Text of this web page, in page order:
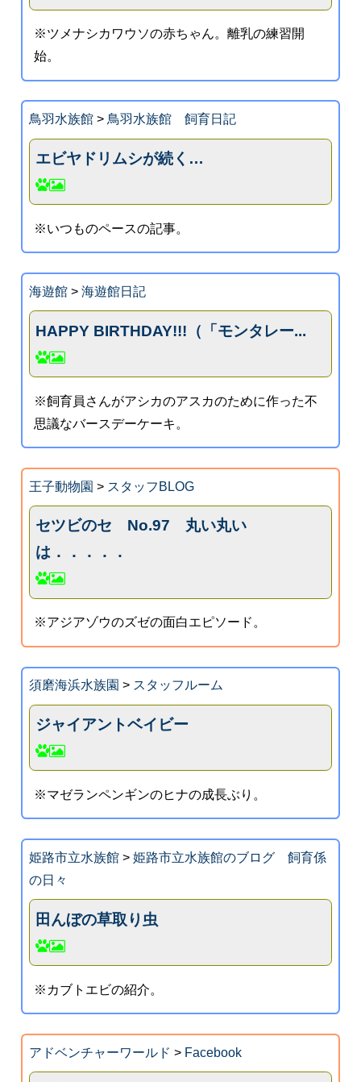
※ツメナシカワウソの赤ちゃん。離乳の練習開
始。
鳥羽水族館> 鳥羽水族館 飼育日記
エビヤドリムシが続く…
※いつものペースの記事。
海遊館> 海遊館日記
HAPPY BIRTHDAY!!!（「モンタレー...
※飼育員さんがアシカのアスカのために作った不
思議なバースデーケーキ。
王子動物園 > スタッフBLOG
セツビのセ No.97 丸い丸い
は．．．．．
※アジアゾウのズゼの面白エピソード。
須磨海浜水族園 > スタッフルーム
ジャイアントベイビー
※マゼランペンギンのヒナの成長ぶり。
姫路市立水族館> 姫路市立水族館のブログ 飼育係
の日々
田んぼの草取り虫
※カブトエビの紹介。
アドベンチャーワールド > Facebook